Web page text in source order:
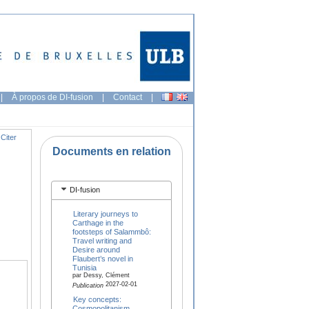
| À propos de DI-fusion | Contact |
Citer
Documents en relation
DI-fusion
Literary journeys to
Carthage in the
footsteps of Salammbô:
Travel writing and
Desire around
Flaubert’s novel in
Tunisia
par Dessy, Clément
Publication2027-02-01
Key concepts: